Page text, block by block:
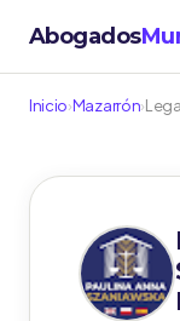
Abogados
Inicio›Mazarrón›